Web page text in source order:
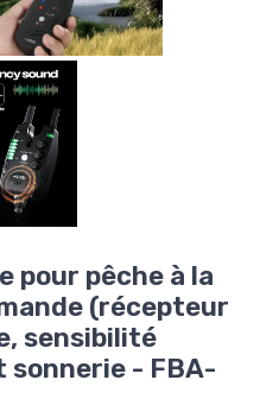
pour pêche à la
(récepteur
sensibilité
sonnerie - FBA-